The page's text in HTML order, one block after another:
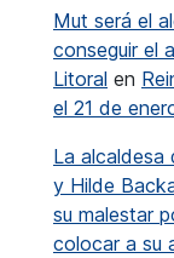
Mut será el
conseguir el
Litoral en
el 21 de
La alcaldesa
y Hilde
su malestar
colocar a su